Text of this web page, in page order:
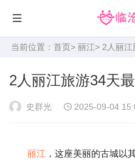
当前位置： 首页> 丽江> 2人丽江
2人丽江旅游34天
史群光 2025-09-04
丽江 ，这座美丽的古城以